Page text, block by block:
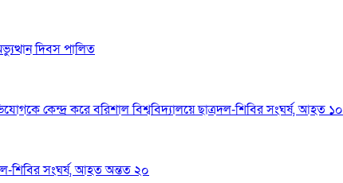
দিবস পালিত
কেন্দ্র করে বরিশাল বিশ্ববিদ্যালয়ে ছাত্রদল-শিবির সংঘর্ষ, আহত ১০
শিবির সংঘর্ষ, আহত অন্তত ২০